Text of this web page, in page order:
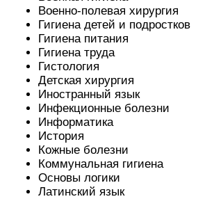
Военно-полевая хирургия
Гигиена детей и подростков
Гигиена питания
Гигиена труда
Гистология
Детская хирургия
Иностранный язык
Инфекционные болезни
Информатика
История
Кожные болезни
Коммунальная гигиена
Основы логики
Латинский язык